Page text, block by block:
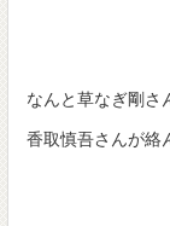
なんと草なぎ剛さ
香取慎吾さんが絡